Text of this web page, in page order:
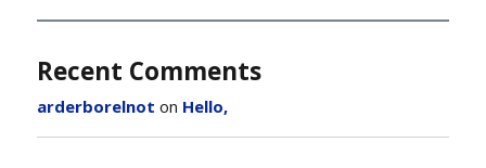
Recent Comments
arderborelnot on Hello,